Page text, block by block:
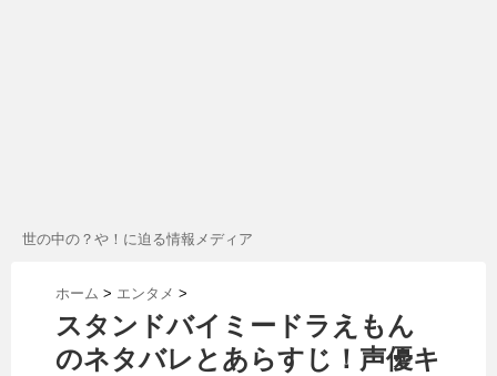
世の中の？や！に迫る情報メディア
ホーム > エンタメ >
スタンドバイミードラえもん
のネタバレとあらすじ！声優キ